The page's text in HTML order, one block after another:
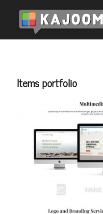
Items portfolio